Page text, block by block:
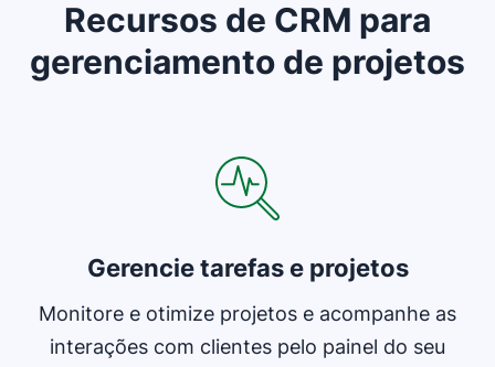
Recursos de CRM para
gerenciamento de projetos
Gerencie tarefas e projetos
Monitore e otimize projetos e acompanhe as
interações com clientes pelo painel do seu